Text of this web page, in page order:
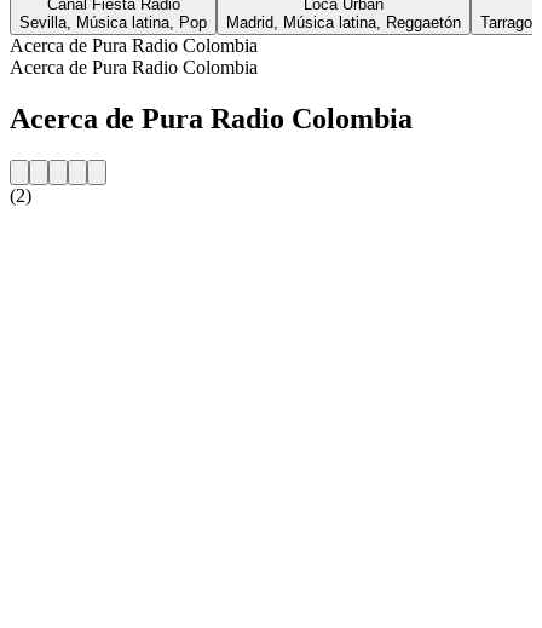
Canal Fiesta Radio
Sevilla, Música latina, Pop
Loca Urban
Madrid, Música latina, Reggaetón
Acerca de Pura Radio Colombia
Acerca de Pura Radio Colombia
Acerca de Pura Radio Colombia
(2)